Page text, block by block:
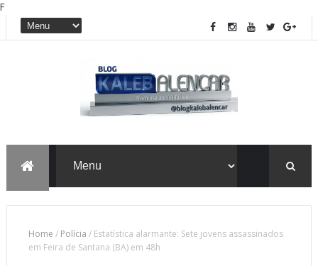
F
Home / Polícia / Estatística alarmante: Sete jovens assassinados
em Feira de Santana (BA) em 48h